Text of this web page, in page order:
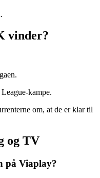
vinder?
kampe.
om, at de er klar til
og TV
på Viaplay?